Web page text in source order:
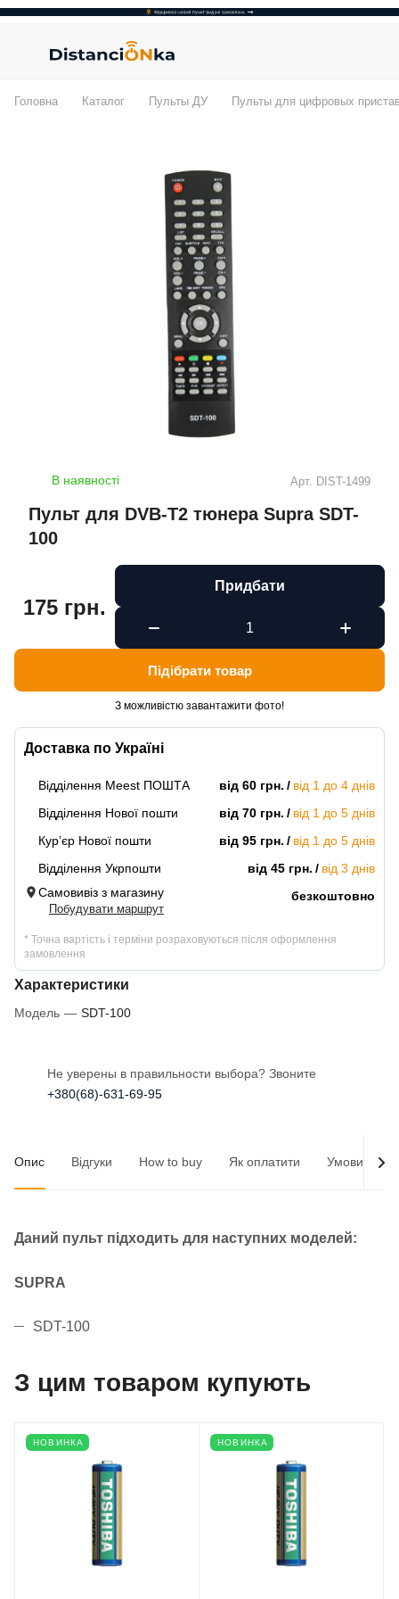
Головна Каталог Пульты ДУ Пульты для цифровых
В наявності Арт. DIST-1499
Пульт для DVB-T2 тюнера Supra SDT-
100
Доставка по Україні
Відділення Meest ПОШТА від 60 грн.
від 1 до 4 днів
Відділення Нової пошти
від 70 грн.
від 1 до 5 днів
Кур’єр Нової пошти
від 95 грн.
від 1 до 5 днів
Відділення Укрпошти
від 45 грн.
від 3 днів
Самовивіз з магазину
Побудувати маршрут
безкоштовно
* Точна вартість і терміни розраховуються після оформлення
замовлення
Характеристики
Модель — SDT-100
175 грн.
Придбати
Підібрати товар
З можливістю завантажити фото!
Не уверены в правильности выбора? Звоните
+380(68)-631-69-95
Опис Відгуки How to buy Як оплатити Умови
Даний пульт підходить для наступних моделей:
SUPRA
SDT-100
З цим товаром купують
НОВИНКА НОВИНКА